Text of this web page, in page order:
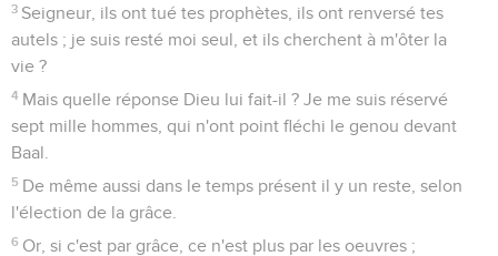
3 Seigneur, ils ont tué tes prophètes, ils ont renversé tes
autels ; je suis resté moi seul, et ils cherchent à m'ôter la
vie ?
4 Mais quelle réponse Dieu lui fait-il ? Je me suis réservé
sept mille hommes, qui n'ont point fléchi le genou devant
Baal.
5 De même aussi dans le temps présent il y un reste, selon
l'élection de la grâce.
6 Or, si c'est par grâce, ce n'est plus par les oeuvres ;